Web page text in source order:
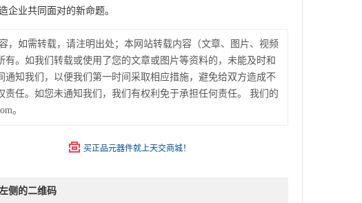
业共同面对的新命题。
，如需转载，请注明出处；本网站转载内容（文章、图片、视频
有。如我们转载或使用了您的文章或图片等资料的，未能及时和
通知我们，以便我们第一时间采取相应措施，避免给双方造成不
责任。如您未通知我们，我们有权利免于承担任何责任。 我们的
。
买正品元器件就上天交商城！
侧的二维码